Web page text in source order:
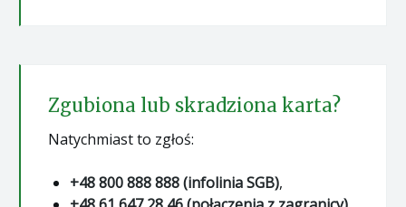
Zgubiona lub skradziona karta?
Natychmiast to zgłoś:
+48 800 888 888 (infolinia SGB),